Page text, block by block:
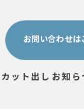
お問い合わせは
カット出し お知